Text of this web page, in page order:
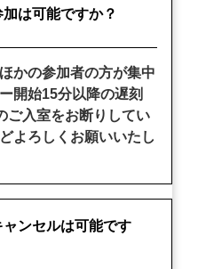
は可能ですか？
かの参加者の方が集中
開始15分以降の遅刻
ご入室をお断りしてい
よろしくお願いいたし
ンセルは可能です